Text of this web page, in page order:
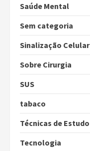
Saúde Mental
Sem categoria
Sinalização Celular
Sobre Cirurgia
SUS
tabaco
Técnicas de Estudo
Tecnologia